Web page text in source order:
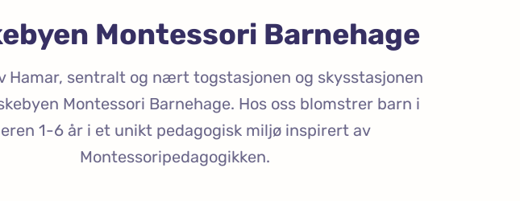
Montessori Barnehage
Hamar, sentralt og nært togstasjonen og skysstasjonen
Montessori Barnehage. Hos oss blomstrer barn i
1-6 år i et unikt pedagogisk miljø inspirert av
Montessoripedagogikken.